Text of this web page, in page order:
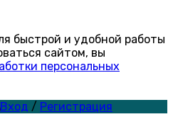
быстрой и удобной работы
сайтом, вы
персональных
Вход / Регистрация